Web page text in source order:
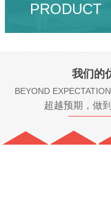
PRODUCT
我们的
BEYOND
超越预期，做